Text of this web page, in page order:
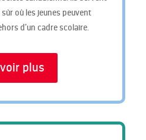
où les jeunes peuvent
d’un cadre scolaire.
plus